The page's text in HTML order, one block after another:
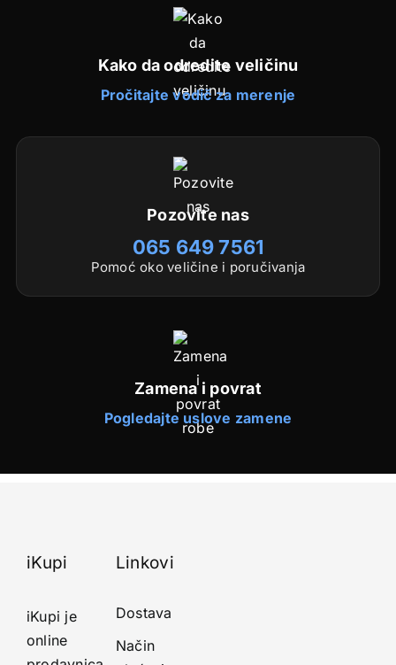
Kako da odredite veličinu
Pročitajte vodič za merenje
Pozovite nas
065 649 7561
Pomoć oko veličine i poručivanja
Zamena i povrat
Pogledajte uslove zamene
iKupi
iKupi je
online
Linkovi
Dostava
Način